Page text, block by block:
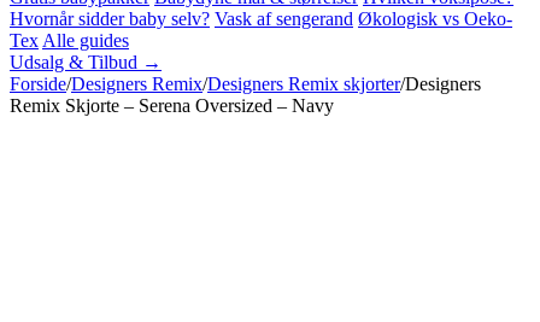
Hvornår sidder baby selv? Vask af sengerand Økologisk vs Oeko-
Tex Alle guides
Udsalg & Tilbud →
Forside/Designers Remix/Designers Remix skjorter/Designers
Remix Skjorte – Serena Oversized – Navy